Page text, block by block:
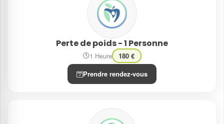
Perte de poids - 1 Personne
1 Heure
180 €
Prendre rendez-vous